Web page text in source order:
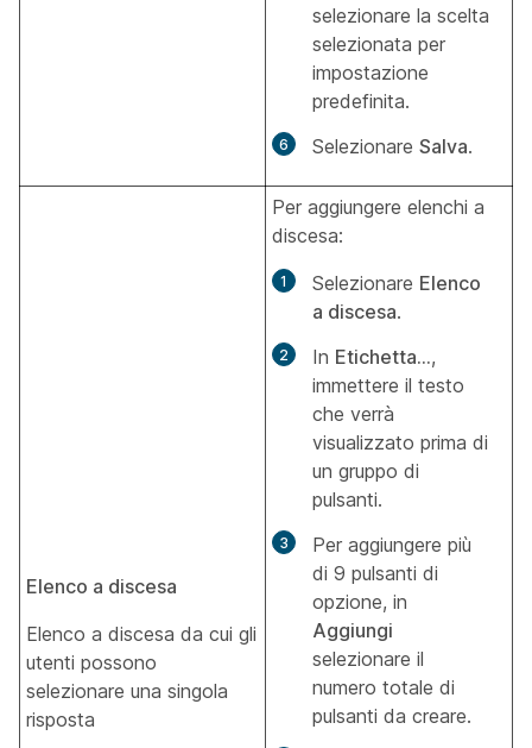
selezionare la scelta
selezionata per
impostazione
predefinita.
Selezionare Salva.
Elenco a discesa
Elenco a discesa da cui gli
utenti possono
selezionare una singola
risposta
Per aggiungere elenchi a
discesa:
Selezionare Elenco
a discesa.
In Etichetta...,
immettere il testo
che verrà
visualizzato prima di
un gruppo di
pulsanti.
Per aggiungere più
di 9 pulsanti di
opzione, in
Aggiungi
selezionare il
numero totale di
pulsanti da creare.